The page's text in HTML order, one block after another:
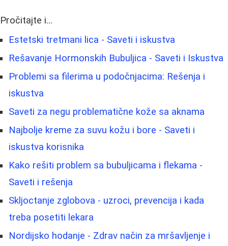
Pročitajte i...
Estetski tretmani lica - Saveti i iskustva
Rešavanje Hormonskih Bubuljica - Saveti i Iskustva
Problemi sa filerima u podočnjacima: Rešenja i
iskustva
Saveti za negu problematične kože sa aknama
Najbolje kreme za suvu kožu i bore - Saveti i
iskustva korisnika
Kako rešiti problem sa bubuljicama i flekama -
Saveti i rešenja
Skljoctanje zglobova - uzroci, prevencija i kada
treba posetiti lekara
Nordijsko hodanje - Zdrav način za mršavljenje i